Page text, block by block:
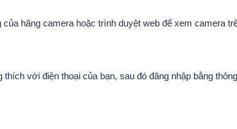
hãng camera hoặc trình duyệt web để xem camera
với điện thoại của bạn, sau đó đăng nhập bằng